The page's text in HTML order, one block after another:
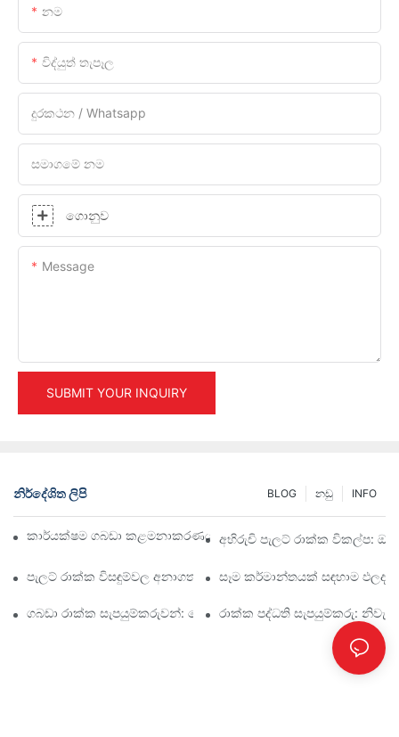
නම
විද්යුත් තැපෑල
දුරකථන / Whatsapp
සමාගමේ නම
ගොනුව
Message
SUBMIT YOUR INQUIRY
නිර්දේශිත ලිපි INFO
නඩු
BLOG
කාර්යක්ෂම ගබඩා කළමනාකරණය සඳහා ඉහළම කාර්මික රාක්ක
අභිරුචි පැලට් රාක්ක විකල්ප:
පැලට් රාක්ක විසඳුම්වල අනාගතය: ප්‍රවණතා සහ නවෝත්පාදන
සෑම කර්මාන්තයක් සඳහාම
ගබඩා රාක්ක සැපයුම්කරුවන්: සොයා බැලිය යුතු දේ
රාක්ක පද්ධති සැපයුම්කරු: